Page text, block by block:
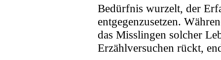
Bedürfnis wurzelt, der
entgegenzusetzen.
das Misslingen solcher
Erzählversuchen rückt,